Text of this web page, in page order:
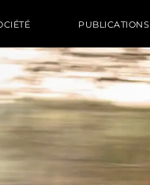
PUBLICATIONS